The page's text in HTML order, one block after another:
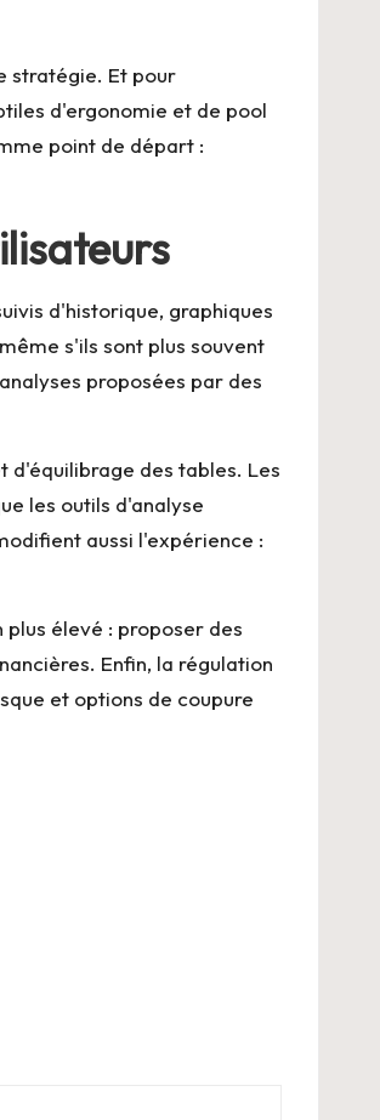
stratégie. Et pour
d'ergonomie et de pool
point de départ :
d'historique, graphiques
s'ils sont plus souvent
proposées par des
des tables. Les
les outils d'analyse
aussi l'expérience :
élevé : proposer des
Enfin, la régulation
et options de coupure